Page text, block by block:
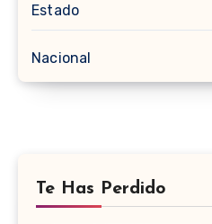
Estado
Nacional
Te Has Perdido